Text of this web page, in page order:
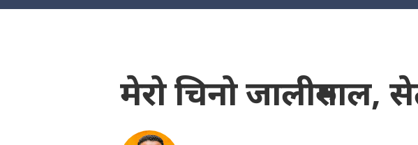
मेरो चिनो जालीरुमाल,